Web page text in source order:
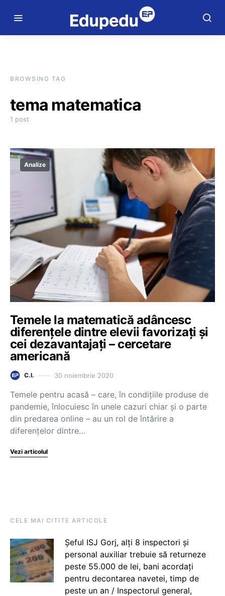
BROWSING TAG
tema matematica
1 post
Analize
Temele la matematică adâncesc
diferențele dintre elevii favorizați și
cei dezavantajați – cercetare
americană
C.I. 30 noiembrie 2020
Temele pentru acasă – care, în condițiile produse de
pandemie, înlocuiesc în unele cazuri chiar și o parte
din predarea online – au un rol de întărire a
diferențelor dintre…
Vezi articolul
CELE MAI CITITE ARTICOLE
Șeful ISJ Gorj, alți 8 inspectori și
personal auxiliar trebuie să returneze
peste 55.000 de lei, bani acordați
pentru decontarea navetei, timp de
peste un an / Inspectorul general,